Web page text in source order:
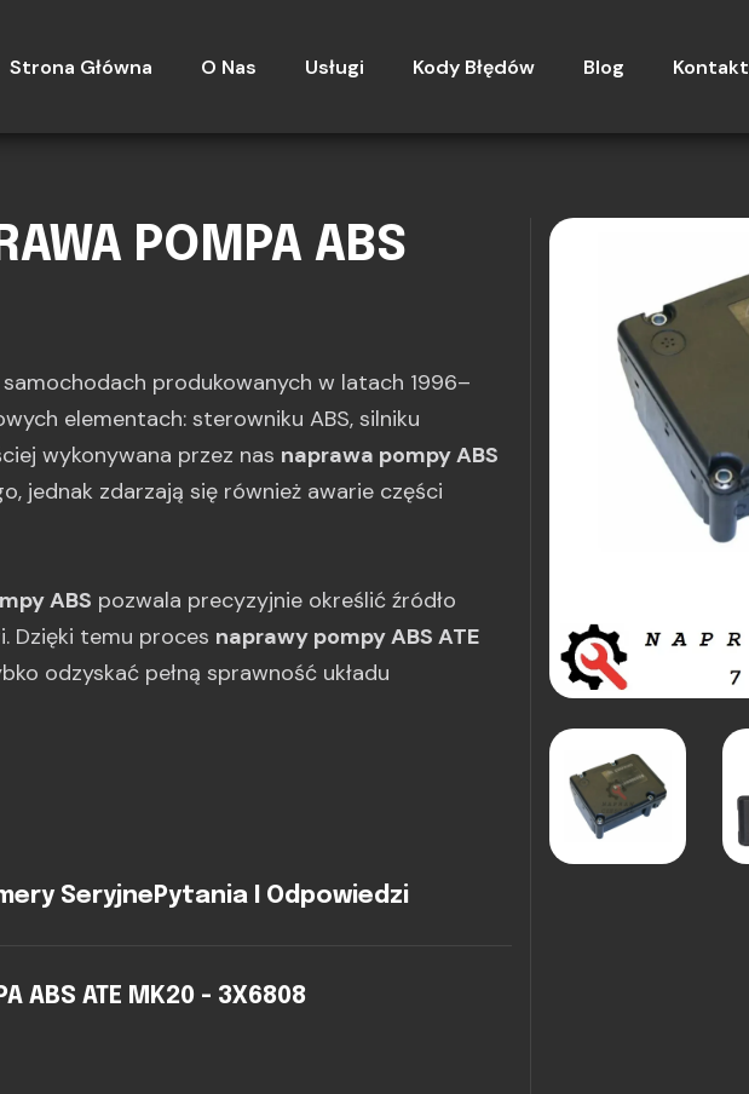
Strona Główna O Nas Usługi Kody Błędów Blog Kontakt
POMPA ABS
produkowanych w latach 1996–
elementach: sterowniku ABS, silniku
wykonywana przez nas naprawa pompy ABS
jednak zdarzają się również awarie części
ABS pozwala precyzyjnie określić źródło
Dzięki temu proces naprawy pompy ABS ATE
odzyskać pełną sprawność układu
Seryjne Pytania I Odpowiedzi
ABS ATE MK20 - 3X6808